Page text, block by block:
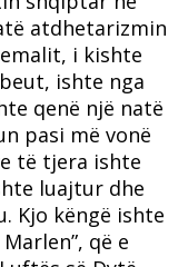
atdhetarizmin
i kishte
ishte nga
qenë një natë
pasi më vonë
të tjera ishte
luajtur dhe
Kjo këngë ishte
që e